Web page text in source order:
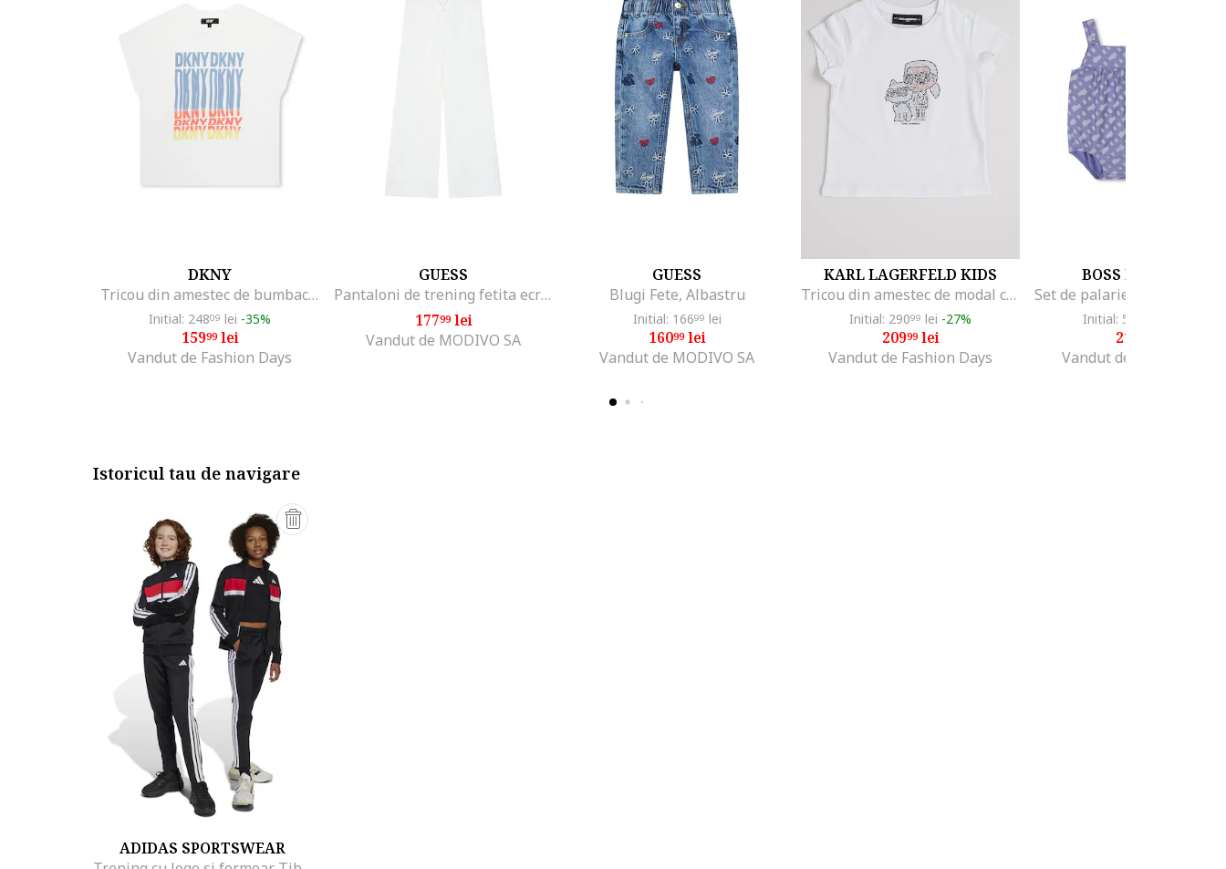
DKNY
Tricou din amestec de bumbac cu imprimeu logo, Alb
Initial: 24809 lei -35%
15999lei
Vandut de Fashion Days
GUESS
Pantaloni de trening fetita ecru,
17799lei
Vandut de MODIVO SA
GUESS
Blugi Fete, Albastru
Initial: 16699 lei
16099lei
Vandut de MODIVO SA
KARL LAGERFELD KIDS
Tricou din amestec de modal cu aplicatii si logo, Alb
Initial: 29099 lei -27%
20999lei
Vandut de Fashion Days
BOSS KIDSWEAR
Initial: 500
219
Vandut de Fashion Days
Istoricul tau de navigare
ADIDAS SPORTSWEAR